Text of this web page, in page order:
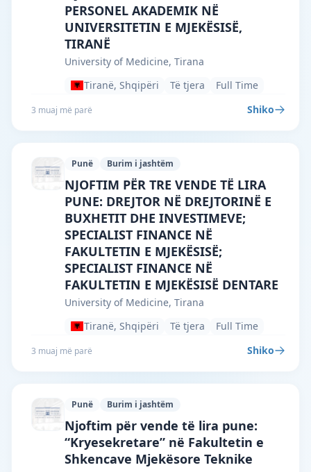
PERSONEL AKADEMIK NË
UNIVERSITETIN E MJEKËSISË,
TIRANË
University of Medicine, Tirana
Tiranë, Shqipëri
Të tjera Full Time
3 muaj më parë Shiko
Punë Burim i jashtëm
University of Medicine, Tirana · Tiranë
NJOFTIM PËR TRE VENDE TË LIRA
PUNE: DREJTOR NË DREJTORINË E
BUXHETIT DHE INVESTIMEVE;
SPECIALIST FINANCE NË
FAKULTETIN E MJEKËSISË;
SPECIALIST FINANCE NË
FAKULTETIN E MJEKËSISË DENTARE
University of Medicine, Tirana
Tiranë, Shqipëri
Të tjera Full Time
3 muaj më parë Shiko
Punë Burim i jashtëm
University of Medicine, Tirana · Tiranë
Njoftim për vende të lira pune:
“Kryesekretare” në Fakultetin e
Shkencave Mjekësore Teknike